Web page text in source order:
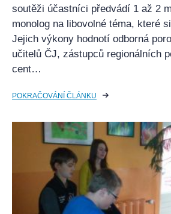
soutěži účastníci předvádí 1 až 2
monolog na libovolné téma, které
Jejich výkony hodnotí odborná
učitelů ČJ, zástupců regionálních
cent…
POKRAČOVÁNÍ ČLÁNKU